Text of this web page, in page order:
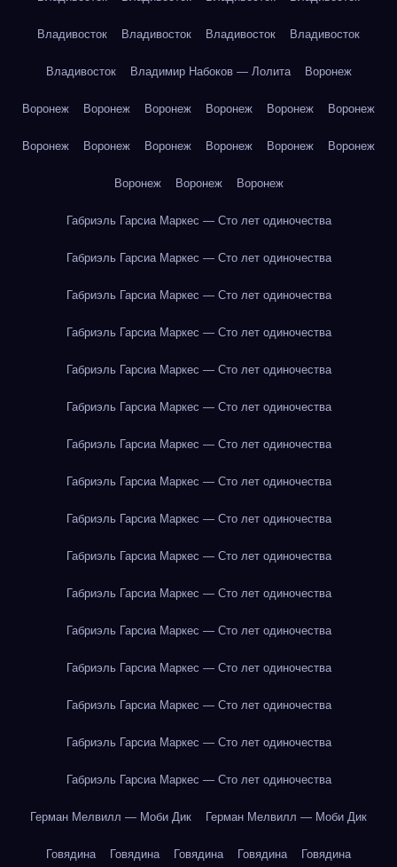
Владивосток Владивосток Владивосток Владивосток
Владивосток Владимир Набоков — Лолита Воронеж
Воронеж Воронеж Воронеж Воронеж Воронеж Воронеж
Воронеж Воронеж Воронеж Воронеж Воронеж Воронеж
Воронеж Воронеж Воронеж
Габриэль Гарсиа Маркес — Сто лет одиночества
Габриэль Гарсиа Маркес — Сто лет одиночества
Габриэль Гарсиа Маркес — Сто лет одиночества
Габриэль Гарсиа Маркес — Сто лет одиночества
Габриэль Гарсиа Маркес — Сто лет одиночества
Габриэль Гарсиа Маркес — Сто лет одиночества
Габриэль Гарсиа Маркес — Сто лет одиночества
Габриэль Гарсиа Маркес — Сто лет одиночества
Габриэль Гарсиа Маркес — Сто лет одиночества
Габриэль Гарсиа Маркес — Сто лет одиночества
Габриэль Гарсиа Маркес — Сто лет одиночества
Габриэль Гарсиа Маркес — Сто лет одиночества
Габриэль Гарсиа Маркес — Сто лет одиночества
Габриэль Гарсиа Маркес — Сто лет одиночества
Габриэль Гарсиа Маркес — Сто лет одиночества
Габриэль Гарсиа Маркес — Сто лет одиночества
Герман Мелвилл — Моби Дик Герман Мелвилл — Моби Дик
Говядина Говядина Говядина Говядина Говядина